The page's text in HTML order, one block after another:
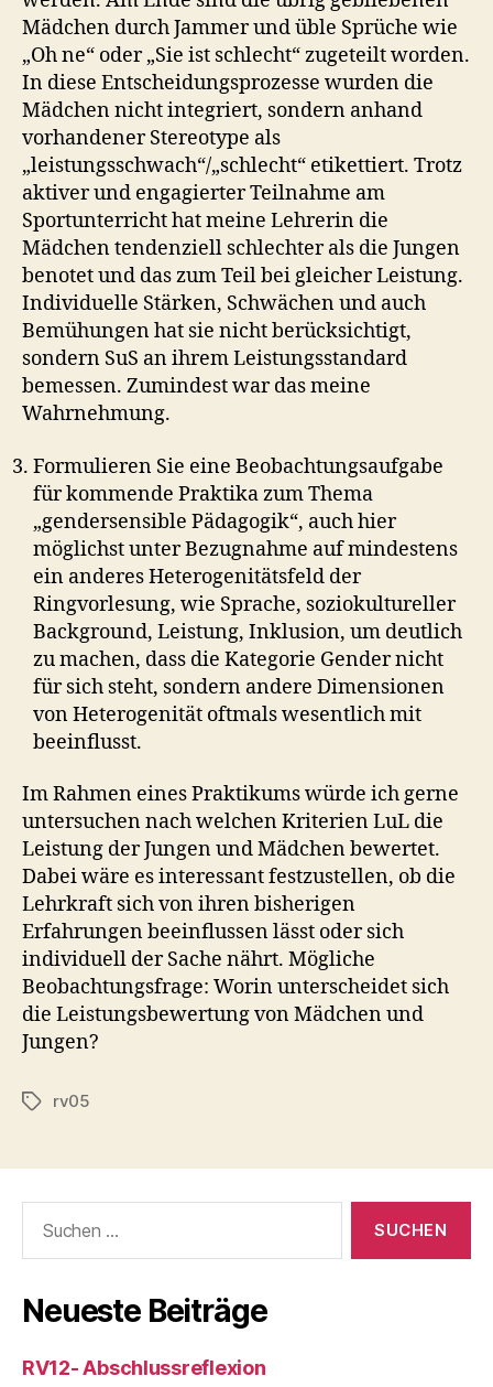
Mädchen durch Jammer und üble Sprüche wie
„Oh ne“ oder „Sie ist schlecht“ zugeteilt worden.
In diese Entscheidungsprozesse wurden die
Mädchen nicht integriert, sondern anhand
vorhandener Stereotype als
„leistungsschwach“/„schlecht“ etikettiert. Trotz
aktiver und engagierter Teilnahme am
Sportunterricht hat meine Lehrerin die
Mädchen tendenziell schlechter als die Jungen
benotet und das zum Teil bei gleicher Leistung.
Individuelle Stärken, Schwächen und auch
Bemühungen hat sie nicht berücksichtigt,
sondern SuS an ihrem Leistungsstandard
bemessen. Zumindest war das meine
Wahrnehmung.
Formulieren Sie eine Beobachtungsaufgabe
für kommende Praktika zum Thema
„gendersensible Pädagogik“, auch hier
möglichst unter Bezugnahme auf mindestens
ein anderes Heterogenitätsfeld der
Ringvorlesung, wie Sprache, soziokultureller
Background, Leistung, Inklusion, um deutlich
zu machen, dass die Kategorie Gender nicht
für sich steht, sondern andere Dimensionen
von Heterogenität oftmals wesentlich mit
beeinflusst.
Im Rahmen eines Praktikums würde ich gerne
untersuchen nach welchen Kriterien LuL die
Leistung der Jungen und Mädchen bewertet.
Dabei wäre es interessant festzustellen, ob die
Lehrkraft sich von ihren bisherigen
Erfahrungen beeinflussen lässt oder sich
individuell der Sache nährt. Mögliche
Beobachtungsfrage: Worin unterscheidet sich
die Leistungsbewertung von Mädchen und
Jungen?
Schlagwörter
rv05
nach:
Neueste Beiträge
RV12- Abschlussreflexion